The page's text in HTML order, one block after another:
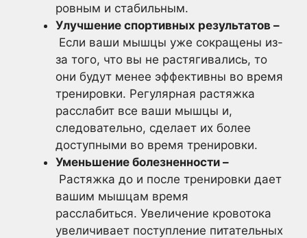
ровным и стабильным.
Улучшение спортивных результатов –
Если ваши мышцы уже сокращены из-
за того, что вы не растягивались, то
они будут менее эффективны во время
тренировки. Регулярная растяжка
расслабит все ваши мышцы и,
следовательно, сделает их более
доступными во время тренировки.
Уменьшение болезненности –
Растяжка до и после тренировки дает
вашим мышцам время
расслабиться. Увеличение кровотока
увеличивает поступление питательных